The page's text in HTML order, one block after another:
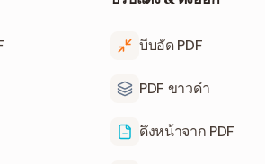
บีบอัด PDF
PDF ขาวดำ
ดึงหน้าจาก PDF